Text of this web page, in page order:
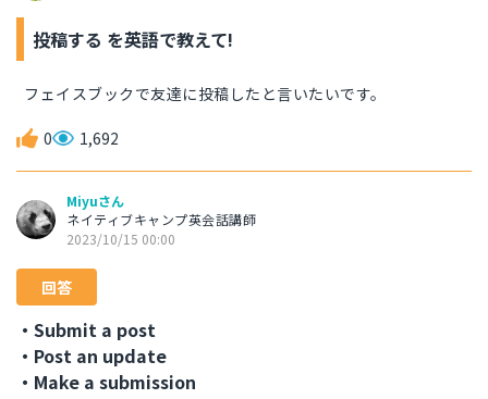
投稿する を英語で教えて!
フェイスブックで友達に投稿したと言いたいです。
0 1,692
Miyuさん
ネイティブキャンプ英会話講師
2023/10/15 00:00
回答
・Submit a post
・Post an update
・Make a submission